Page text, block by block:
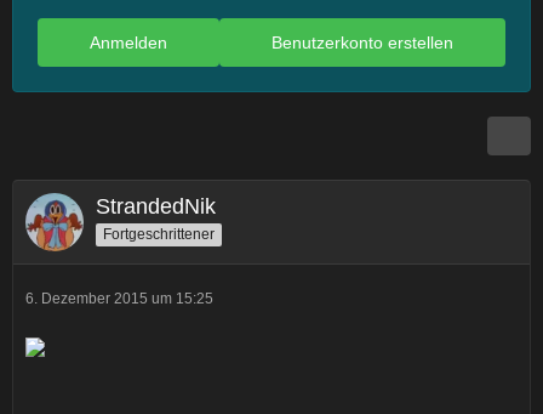
Benutzerkonto erstellen
Anmelden
StrandedNik
Fortgeschrittener
6. Dezember 2015 um 15:25